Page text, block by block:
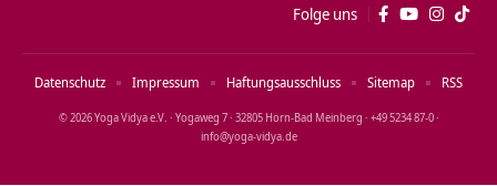
Folge uns
© 2026 Yoga Vidya e.V. · Yogaweg 7 · 32805 Horn‑Bad Meinberg · +49 5234 87‑0 ·
info@yoga‑vidya.de
Datenschutz Impressum Haftungsausschluss Sitemap RSS